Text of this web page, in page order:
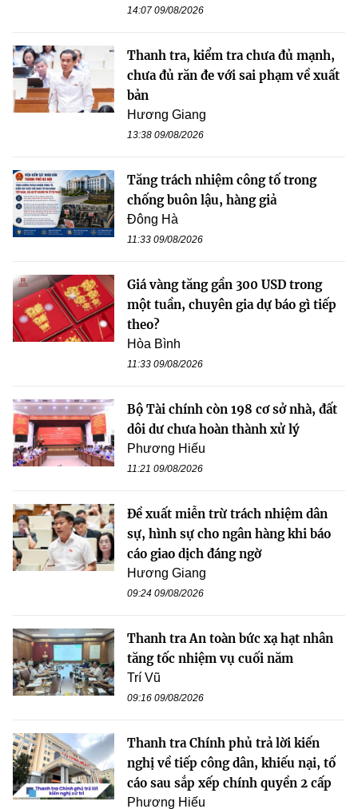
14:07 09/08/2026
Thanh tra, kiểm tra chưa đủ mạnh,
chưa đủ răn đe với sai phạm về xuất
bản
Hương Giang
13:38 09/08/2026
Tăng trách nhiệm công tố trong
chống buôn lậu, hàng giả
Đông Hà
11:33 09/08/2026
Giá vàng tăng gần 300 USD trong
một tuần, chuyên gia dự báo gì tiếp
theo?
Hòa Bình
11:33 09/08/2026
Bộ Tài chính còn 198 cơ sở nhà, đất
dôi dư chưa hoàn thành xử lý
Phương Hiếu
11:21 09/08/2026
Đề xuất miễn trừ trách nhiệm dân
sự, hình sự cho ngân hàng khi báo
cáo giao dịch đáng ngờ
Hương Giang
09:24 09/08/2026
Thanh tra An toàn bức xạ hạt nhân
tăng tốc nhiệm vụ cuối năm
Trí Vũ
09:16 09/08/2026
Thanh tra Chính phủ trả lời kiến
nghị về tiếp công dân, khiếu nại, tố
cáo sau sắp xếp chính quyền 2 cấp
Phương Hiếu